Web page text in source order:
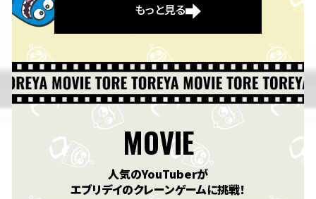
もっと見る
MOVIE
人気のYouTuberが
エブリデイのクレーンゲームに挑戦！